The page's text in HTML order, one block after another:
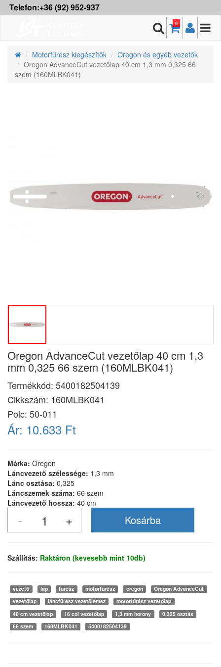
Telefon:+36 (92) 952-937
0
Motorfűrész kiegészítők
Oregon és egyéb vezetők
Oregon AdvanceCut vezetőlap 40 cm 1,3 mm 0,325 66
szem (160MLBK041)
Oregon AdvanceCut vezetőlap 40 cm 1,3
mm 0,325 66 szem (160MLBK041)
Termékkód: 5400182504139
Cikkszám: 160MLBK041
Polc: 50-011
Ár: 10.633 Ft
Márka: Oregon
Láncvezető szélessége: 1,3 mm
Lánc osztása: 0,325
Láncszemek száma: 66 szem
Láncvezető hossza: 40 cm
Szállítás: Raktáron (kevesebb mint 10db)
vezető lap fűrész motorfűrész oregon
Oregon AdvanceCut
vezetőlap
láncfűrész vezetőlemez
motorfűrész vezetőlap
40 cm vezetőlap
16 col vezetőlap 1,3 mm horony
0,325 osztás
66 szem
160MLBK041 5400182504139